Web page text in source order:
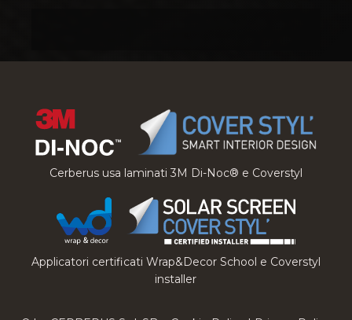
Cerberus usa laminati 3M Di-Noc® e Coverstyl
Applicatori certificati Wrap&Decor School e Coverstyl
installer